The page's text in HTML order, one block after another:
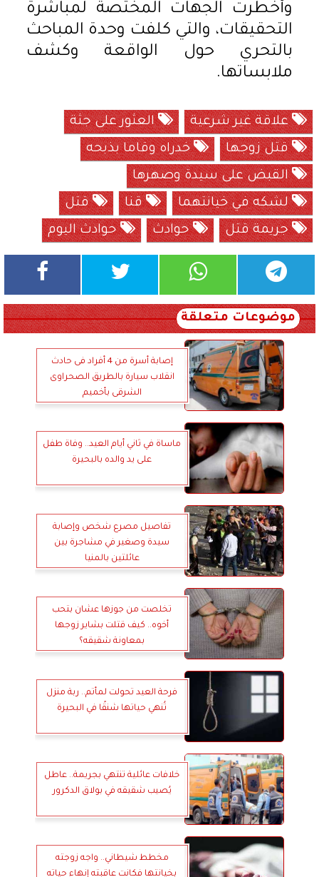
وأخطرت الجهات المختصة لمباشرة
التحقيقات، والتي كلفت وحدة المباحث
بالتحري حول الواقعة وكشف
ملابساتها.
علاقة غير شرعية
العثور على جثة
قتل زوجها
خدراه وقاما بذبحه
القبض على سيدة وصهرها
لشكه في خيانتهما
قنا
قتل
جريمة قتل
حوادث حوادث اليوم
موضوعات متعلقة
إصابة أسرة من 4 أفراد فى حادث
انقلاب سيارة بالطريق الصحراوى
الشرقى بأخميم
ماساة في ثاني أيام العيد.. وفاة طفل
على يد والده بالبحيرة
تفاصيل مصرع شخص وإصابة
سيدة وصغير في مشاجرة بين
عائلتين بالمنيا
تخلصت من جوزها عشان بتحب
أخوه.. كيف قتلت بشاير زوجها
بمعاونة شقيقه؟
فرحة العيد تحولت لمأتم.. ربة منزل
تُنهي حياتها شنقًا في البحيرة
خلافات عائلية تنتهي بجريمة.. عاطل
يُصيب شقيقه في بولاق الدكرور
مخطط شيطاني.. واجه زوجته
بخيانتها فكانت عاقبته إنهاء حياته